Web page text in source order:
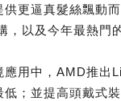
供更逼真髮絲飄動
，以及今年最熱門
應用中，AMD推
；並提高頭戴式